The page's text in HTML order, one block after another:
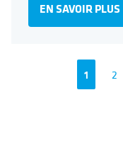
EN SAVOIR PLUS
1 2